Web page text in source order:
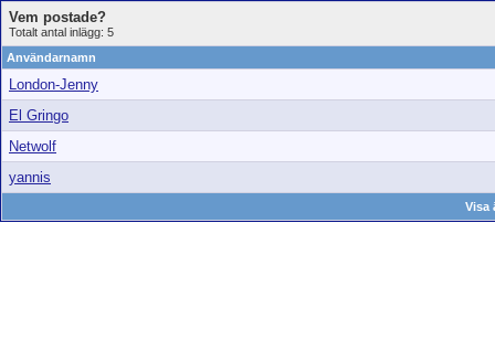
Vem postade?
Totalt antal inlägg: 5
Användarnamn
London-Jenny
El Gringo
Netwolf
yannis
Visa